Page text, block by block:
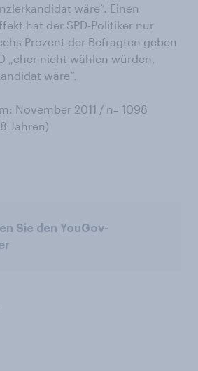
wäre“. Einen
hat der SPD-Politiker nur
Prozent der Befragten geben
„eher nicht wählen würden,
wäre“.
November 2011 / n= 1098
Jahren)
Sie den YouGov-